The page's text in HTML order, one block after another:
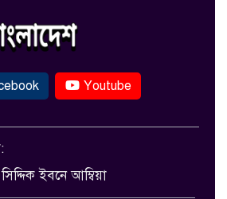
Youtube
ইবনে আম্বিয়া